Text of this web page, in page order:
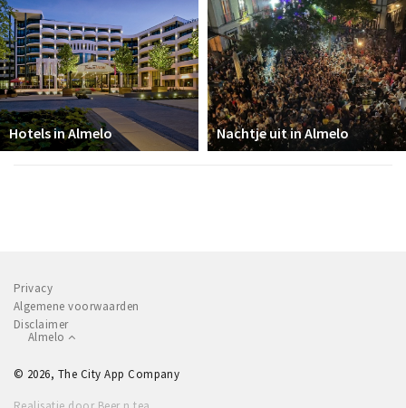
Hotels in Almelo Nachtje uit in Almelo
Privacy
Algemene voorwaarden
Disclaimer
Almelo
© 2026, The City App Company